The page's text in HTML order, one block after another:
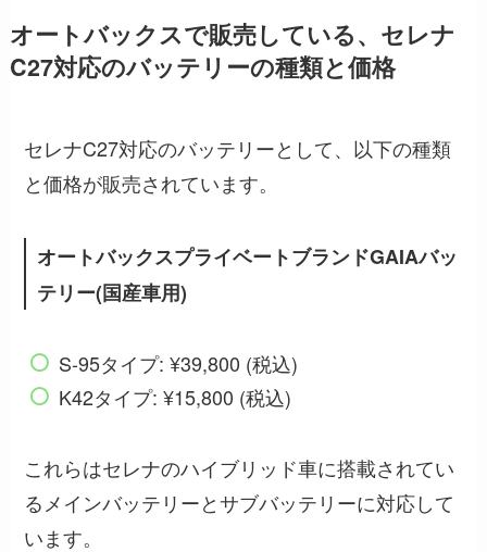
オートバックスで販売している、セレナ
C27対応のバッテリーの種類と価格
セレナC27対応のバッテリーとして、以下の種類
と価格が販売されています。
オートバックスプライベートブランドGAIAバッ
テリー(国産車用)
S-95タイプ: ¥39,800 (税込)
K42タイプ: ¥15,800 (税込)
これらはセレナのハイブリッド車に搭載されてい
るメインバッテリーとサブバッテリーに対応して
います。